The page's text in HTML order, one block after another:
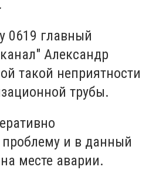
0619 главный
Александр
такой неприятности
трубы.
проблему и в данный
месте аварии.